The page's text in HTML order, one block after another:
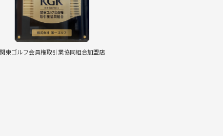
関東ゴルフ会員権取引業協同組合加盟店